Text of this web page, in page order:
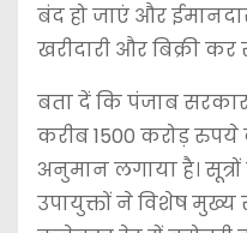
बंद हो जाएं और
खरीदारी और बिक्री
बता दें कि पंजाब
करीब 1500 करोड़
अनुमान लगाया है।
उपायुक्तों ने विशेष मुख्य